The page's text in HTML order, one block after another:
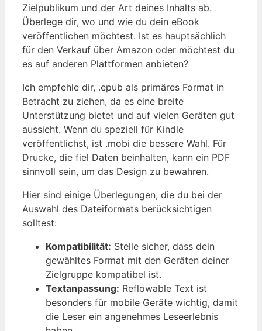
Zielpublikum und der Art deines Inhalts ab.
Überlege dir, wo und wie du dein eBook
veröffentlichen möchtest. Ist es hauptsächlich
für den Verkauf über Amazon oder möchtest du
es auf anderen Plattformen anbieten?
Ich empfehle dir, .epub als primäres Format in
Betracht zu ziehen, da es eine breite
Unterstützung bietet und auf vielen Geräten gut
aussieht. Wenn du speziell für Kindle
veröffentlichst, ist .mobi die bessere Wahl. Für
Drucke, die fiel Daten beinhalten, kann ein PDF
sinnvoll sein, um das Design zu bewahren.
Hier sind einige Überlegungen, die du bei der
Auswahl des Dateiformats berücksichtigen
solltest:
Kompatibilität: Stelle sicher, dass dein
gewähltes Format mit den Geräten deiner
Zielgruppe kompatibel ist.
Textanpassung: Reflowable Text ist
besonders für mobile Geräte wichtig, damit
die Leser ein angenehmes Leseerlebnis